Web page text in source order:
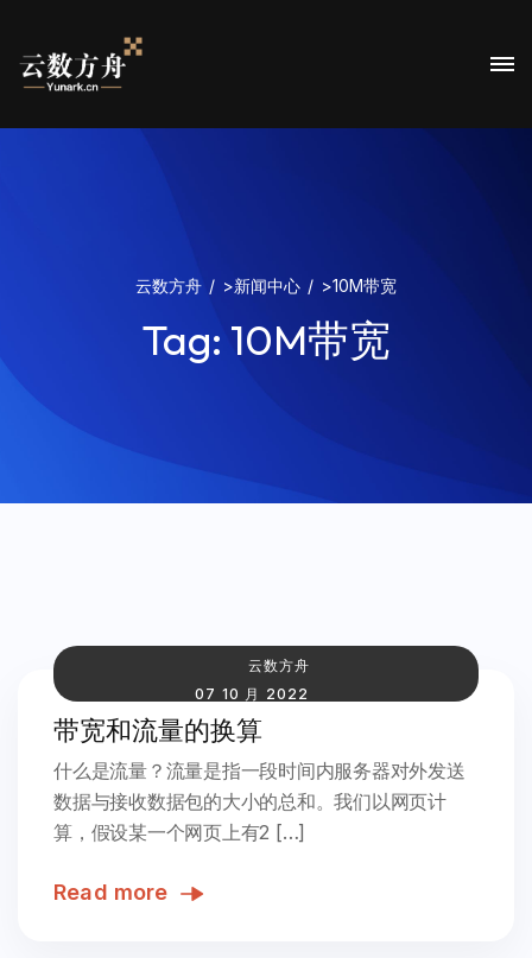
云数方舟 >新闻中心 >10M带宽
Tag: 10M带宽
云数方舟
07 10 月 2022
带宽和流量的换算
什么是流量？流量是指一段时间内服务器对外发送
数据与接收数据包的大小的总和。我们以网页计
算，假设某一个网页上有2 […]
Read more